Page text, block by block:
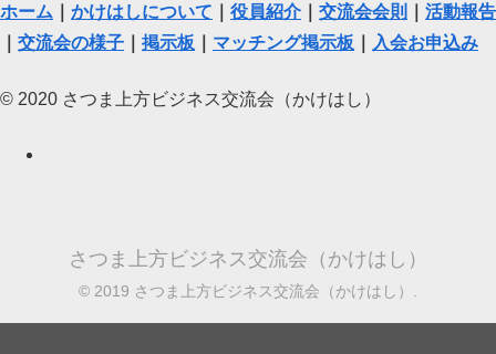
ホーム かけはしについて 役員紹介｜ 交流会会則
活動報告
交流会の様子 掲示板 マッチング掲示板 入会お申込み
© 2020 さつま上方ビジネス交流会（かけはし）
さつま上方ビジネス交流会（かけはし）
© 2019 さつま上方ビジネス交流会（かけはし）.